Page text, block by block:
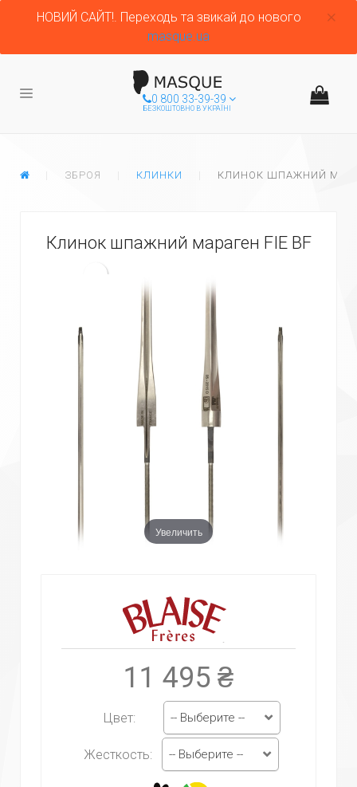
НОВИЙ САЙТ!. Переходь та звикай до нового
masque.ua
0 800 33-39-39
БЕЗКОШТОВНО В УКРАЇНІ
ГЛАВНАЯЗБРОЯ КЛИНКИ КЛИНОК ШПАЖНИЙ
Клинок шпажний мараген FIE BF
Увеличить
11 495 ₴
Цвет: -- Выберите --
Жесткость: -- Выберите --